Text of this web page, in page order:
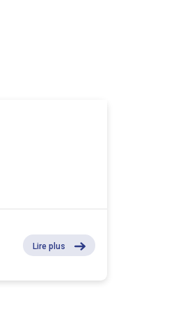
Lire plus